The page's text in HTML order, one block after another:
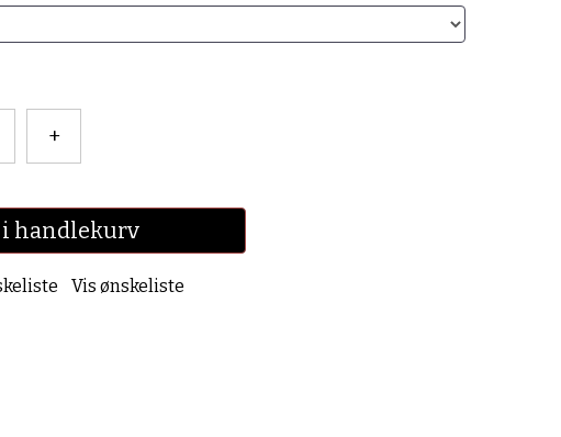
+
i handlekurv
Vis ønskeliste